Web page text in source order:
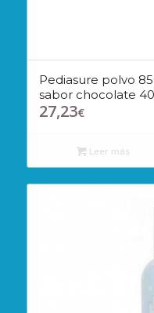
Pediasure polvo
sabor chocolate
27,23€
Leer más